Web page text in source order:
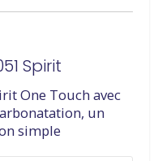
Spirit
One Touch avec
un
simple